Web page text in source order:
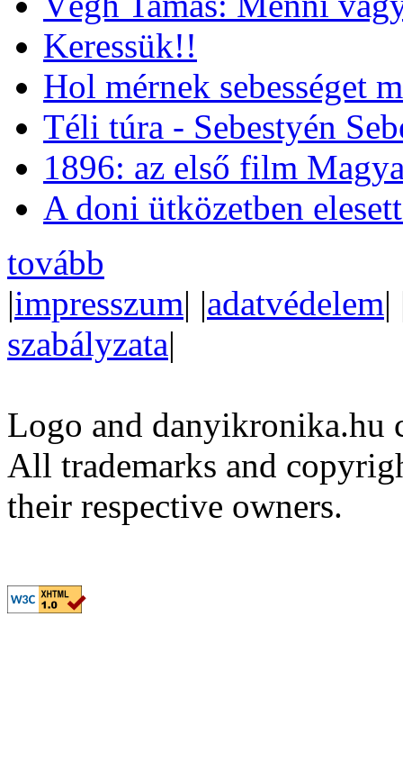
Keressük!!
Hol mérnek sebességet
Téli túra - Sebestyén
1896: az első film
A doni ütközetben
tovább
|impresszum| |adatvédelem|
szabályzata|
Logo and
All trademarks and
their respective owners.